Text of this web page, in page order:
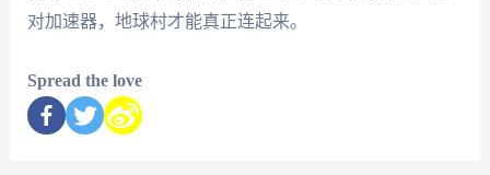
对加速器，地球村才能真正连起来。
Spread the love